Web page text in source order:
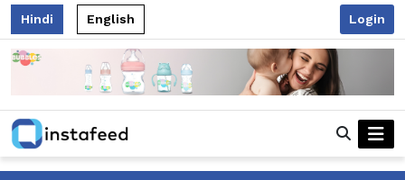
Hindi English Login